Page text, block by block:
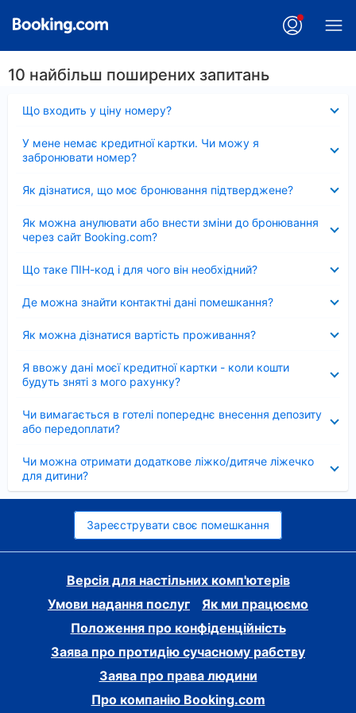
10 найбільш поширених запитань
Що входить у ціну номеру?
У мене немає кредитної картки. Чи можу я
забронювати номер?
Як дізнатися, що моє бронювання підтверджене?
Як можна анулювати або внести зміни до бронювання
через сайт Booking.com?
Що таке ПІН-код і для чого він необхідний?
Де можна знайти контактні дані помешкання?
Як можна дізнатися вартість проживання?
Я ввожу дані моєї кредитної картки - коли кошти
будуть зняті з мого рахунку?
Чи вимагається в готелі попереднє внесення депозиту
або передоплати?
Чи можна отримати додаткове ліжко/дитяче ліжечко
для дитини?
Зареєструвати своє помешкання
Версія для настільних комп'ютерів
Умови надання послуг
Як ми працюємо
Положення про конфіденційність
Заява про протидію сучасному рабству
Заява про права людини
Про компанію Booking.com